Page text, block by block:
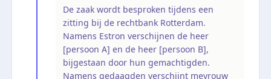
De zaak wordt besproken tijdens een
zitting bij de rechtbank Rotterdam.
Namens Estron verschijnen de heer
[persoon A] en de heer [persoon B],
bijgestaan door hun gemachtigden.
Namens gedaagden verschijnt mevrouw